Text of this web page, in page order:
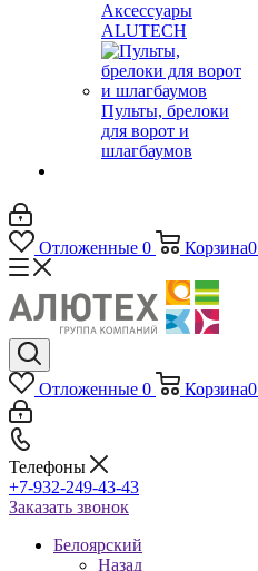
Аксессуары
ALUTECH
Пульты, брелоки
для ворот и
шлагбаумов
Отложенные 0 Корзина0
Отложенные 0 Корзина0
Телефоны
+7-932-249-43-43
Заказать звонок
Белоярский
Назад